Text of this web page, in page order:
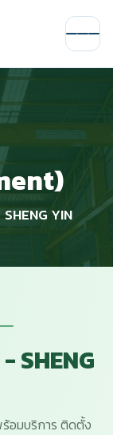
SHENG YIN
อมบริการ ติดตั้ง